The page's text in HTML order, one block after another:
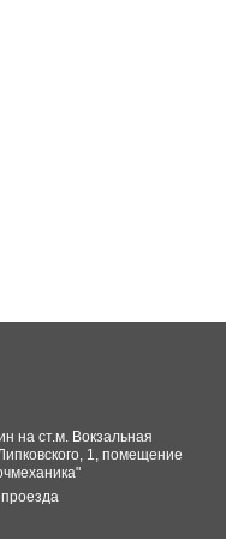
на ст.м. Вокзальная
1, помещение